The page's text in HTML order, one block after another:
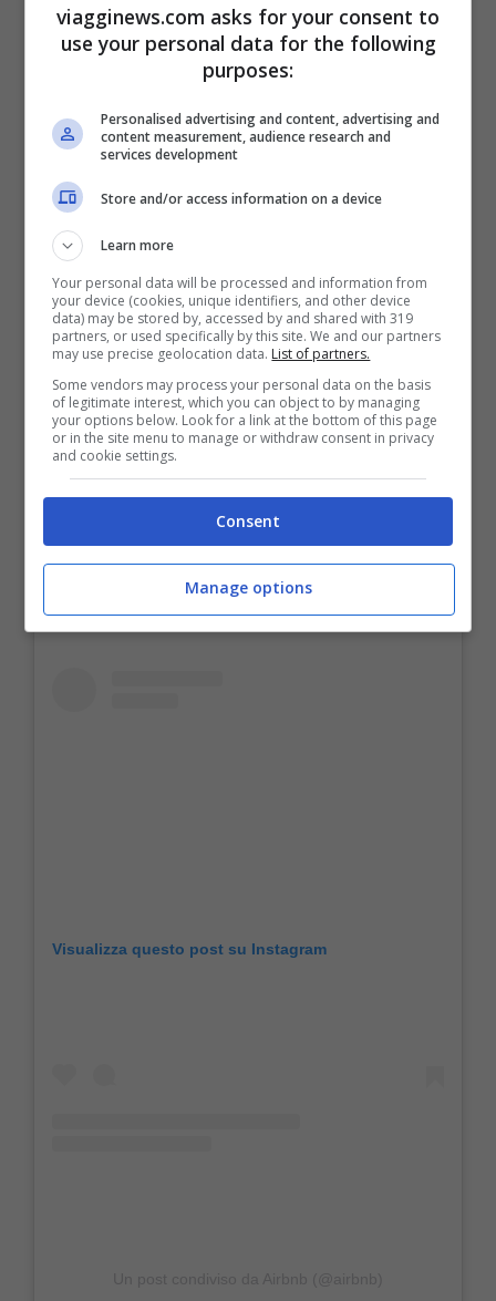
può dormire in un castello, in una reggia,
in una casa di legno su un albero
Insomma, ovunque desideriate!
Ultimo suggerimento, per alcuni già super
quotato, è
box. Si tratta di quelle strutture in
montagna che assomigliano a delle mini
baite, ma che hanno il tetto apribile o,
ancora meglio, trasparente. Si ottiene così
la possibilità di dormire sotto le stelle
senza rinunciare però alla comodità
classica di una notte in una stanza normale
con tutti i comfort.
Visualizza questo post su Instagram
viagginews.com asks for your consent to
use your personal data for the following
purposes:
Personalised advertising and content, advertising and
content measurement, audience research and
services development
Store and/or access information on a device
Learn more
Your personal data will be processed and information from
your device (cookies, unique identifiers, and other device
data) may be stored by, accessed by and shared with 319
partners, or used specifically by this site. We and our partners
may use precise geolocation data. List of partners.
Some vendors may process your personal data on the basis
of legitimate interest, which you can object to by managing
your options below. Look for a link at the bottom of this page
or in the site menu to manage or withdraw consent in privacy
and cookie settings.
Consent
Manage options